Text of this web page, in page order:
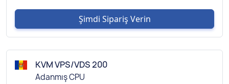
Şimdi Sipariş Verin
KVM VPS/VDS 200
Adanmış CPU